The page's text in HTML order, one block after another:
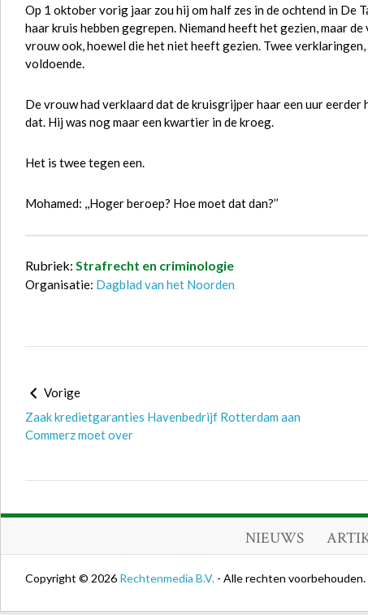
Op 1 oktober vorig jaar zou hij om half zes in de ochtend in De
haar kruis hebben gegrepen. Niemand heeft het gezien, maar
vrouw ook, hoewel die het niet heeft gezien. Twee
voldoende.
De vrouw had verklaard dat de kruisgrijper haar een uur
dat. Hij was nog maar een kwartier in de kroeg.
Het is twee tegen een.
Mohamed: ,,Hoger beroep? Hoe moet dat dan?’’
Rubriek: Strafrecht en criminologie
Organisatie: Dagblad van het Noorden
Vorige
Zaak kredietgaranties Havenbedrijf Rotterdam aan
Commerz moet over
NIEUWS
Copyright © 2026 Rechtenmedia B.V. - Alle rechten voorbehouden.